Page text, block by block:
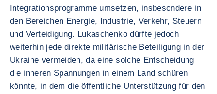
Integrationsprogramme umsetzen, insbesondere in
den Bereichen Energie, Industrie, Verkehr, Steuern
und Verteidigung. Lukaschenko dürfte jedoch
weiterhin jede direkte militärische Beteiligung in der
Ukraine vermeiden, da eine solche Entscheidung
die inneren Spannungen in einem Land schüren
könnte, in dem die öffentliche Unterstützung für den